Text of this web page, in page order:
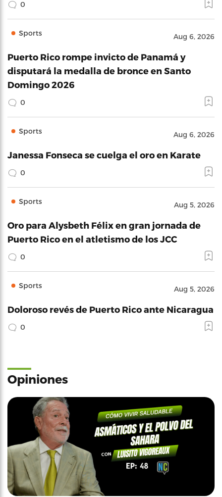
0
Sports Aug 6, 2026
Puerto Rico rompe invicto de Panamá y
disputará la medalla de bronce en Santo
Domingo 2026
0
Sports Aug 6, 2026
Janessa Fonseca se cuelga el oro en Karate
0
Sports Aug 5, 2026
Oro para Alysbeth Félix en gran jornada de
Puerto Rico en el atletismo de los JCC
0
Sports Aug 5, 2026
Doloroso revés de Puerto Rico ante Nicaragua
0
Opiniones